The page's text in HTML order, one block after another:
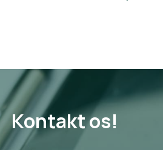
Kontakt os!